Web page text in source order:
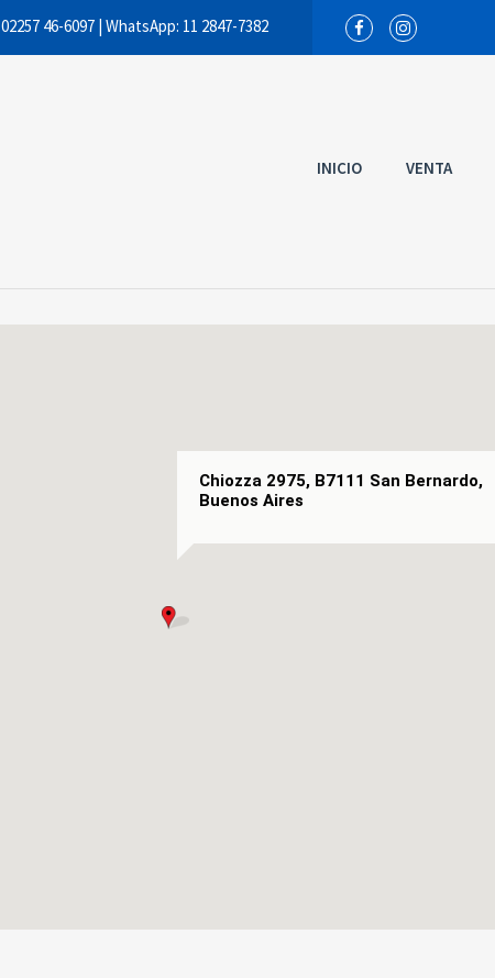
02257 46-6097 | WhatsApp: 11 2847-7382
INICIO VENTA
Chiozza 2975, B7111 San Bernardo,
Buenos Aires